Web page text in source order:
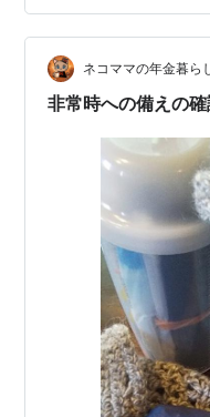
のほか脆いものです
人ほど、備えが遅れて
す。過去の災害被災者
ておけば」という後悔
ネコママの年金暮ら
非常時への備えの